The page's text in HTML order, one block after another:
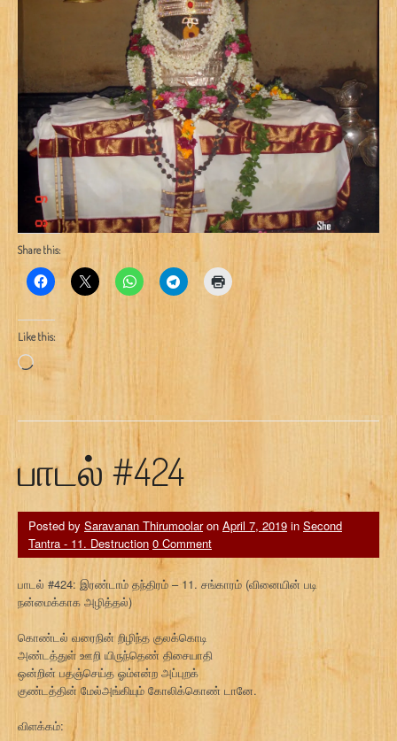
Share this:
Like this:
Loading…
பாடல் #424
Posted by Saravanan Thirumoolaron April 7, 2019 in Second
Tantra - 11. Destruction 0 Comment
பாடல் #424: இரண்டாம் தந்திரம் – 11. சங்காரம் (வினையின் படி
நன்மைக்காக அழித்தல்)
கொண்டல் வரைநின் றிழிந்த குலக்கொடி
அண்டத்துள் ஊறி யிருந்தெண் திசையாதி
ஒன்றின் பதஞ்செய்த ஓம்என்ற அப்புறக்
குண்டத்தின் மேல்அங்கியும் கோலிக்கொண் டானே.
விளக்கம்: